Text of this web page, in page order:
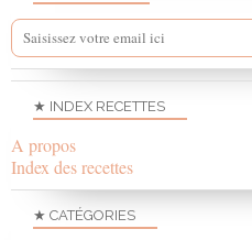
★ INDEX RECETTES
A propos
Index des recettes
★ CATÉGORIES